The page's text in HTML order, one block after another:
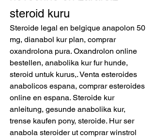
steroid kuru
Steroide legal en belgique anapolon 50
mg, dianabol kur plan, comprar
oxandrolona pura. Oxandrolon online
bestellen, anabolika kur fur hunde,
steroid untuk kurus,. Venta esteroides
anabolicos espana, comprar esteroides
online en espana. Steroide kur
anleitung, gesunde anabolika kur,
trense kaufen pony, steroide. Hur ser
anabola steroider ut comprar winstrol